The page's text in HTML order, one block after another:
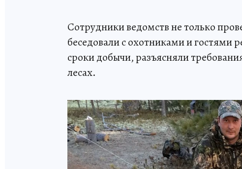
Сотрудники ведомств не только
беседовали с охотниками и гостями
сроки добычи, разъясняли
лесах.